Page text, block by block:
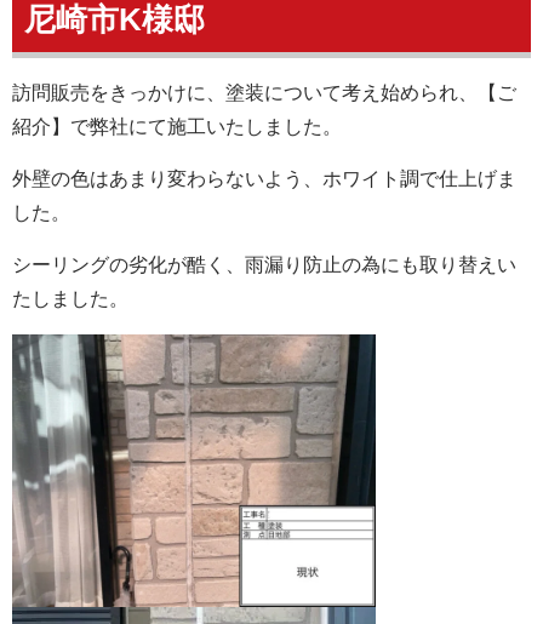
尼崎市K様邸
訪問販売をきっかけに、塗装について考え始められ、【ご
紹介】で弊社にて施工いたしました。
外壁の色はあまり変わらないよう、ホワイト調で仕上げま
した。
シーリングの劣化が酷く、雨漏り防止の為にも取り替えい
たしました。